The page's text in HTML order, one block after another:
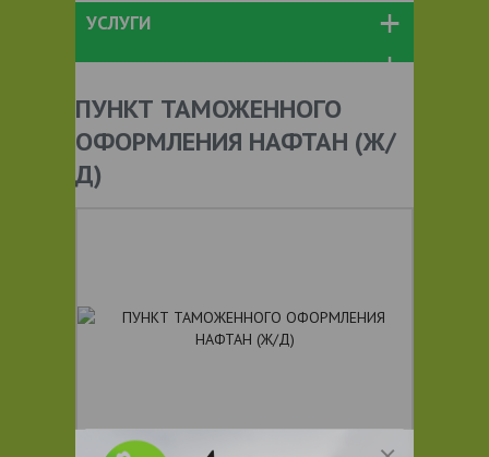
УСЛУГИ
ПУНКТ ТАМОЖЕННОГО
ОФОРМЛЕНИЯ НАФТАН (Ж/
Д)